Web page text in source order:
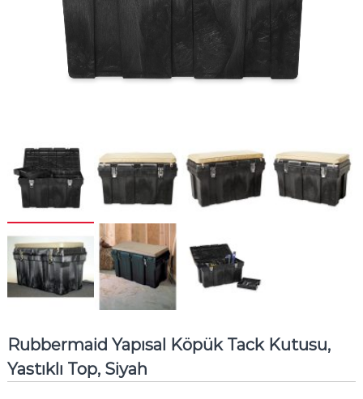
Rubbermaid Yapısal Köpük Tack Kutusu,
Yastıklı Top, Siyah